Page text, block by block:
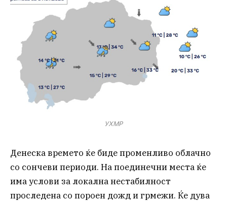
УХМР
Денеска времето ќе биде променливо облачно
со сончеви периоди. На поединечни места ќе
има услови за локална нестабилност
проследена со пороен дожд и грмежи. Ќе дува